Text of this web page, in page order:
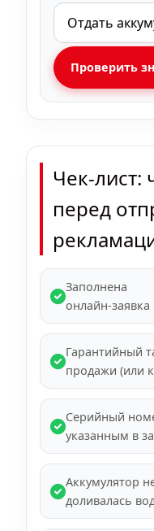
Проверить
Чек-лист:
перед
Заполнена
онлайн‑заявка
Гарантийный
продажи (или
Серийный
указанным в
Аккумулятор
доливалась